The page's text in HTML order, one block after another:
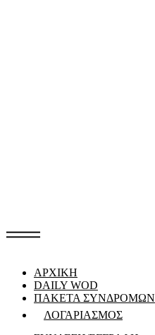
ΑΡΧΙΚΗ
DAILY WOD
ΠΑΚΕΤΑ ΣΥΝΔΡΟΜΩΝ
ΛΟΓΑΡΙΑΣΜΟΣ